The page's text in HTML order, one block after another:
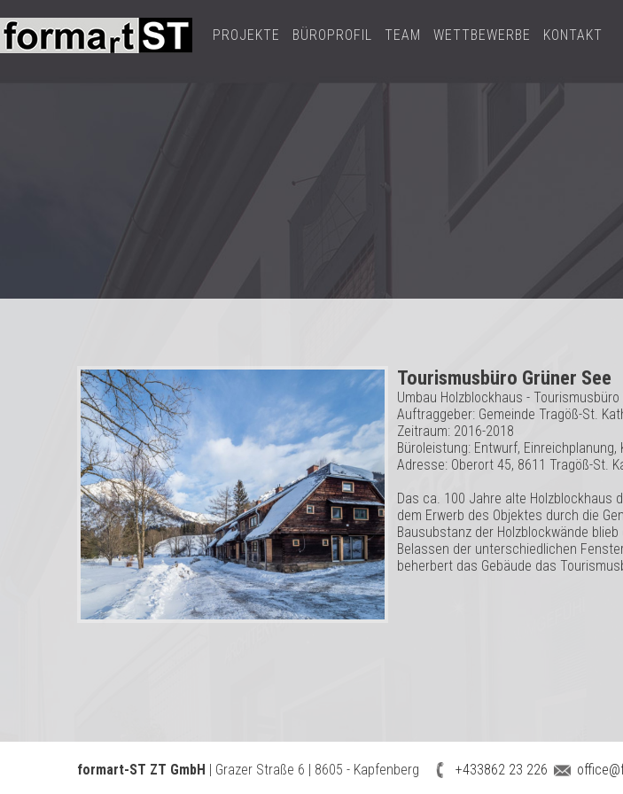
PROJEKTE BÜROPROFIL TEAM WETTBEWERBE KONTAKT
Tourismusbüro Grüner See
Umbau Holzblockhaus - Tourismusbüro
​Auftraggeber: Gemeinde Tragöß-St.
​Zeitraum: 2016-2018
​Büroleistung: Entwurf,
Adresse: Oberort 45, 8611 Tragöß-St.
​Das ca. 100 Jahre alte Holzblockhaus
dem Erwerb des Objektes durch die
Bausubstanz der Holzblockwände
Belassen der unterschiedlichen
beherbert das Gebäude das
formart-ST ZT GmbH | Grazer Straße 6 | 8605 - Kapfenberg +433862 23 226